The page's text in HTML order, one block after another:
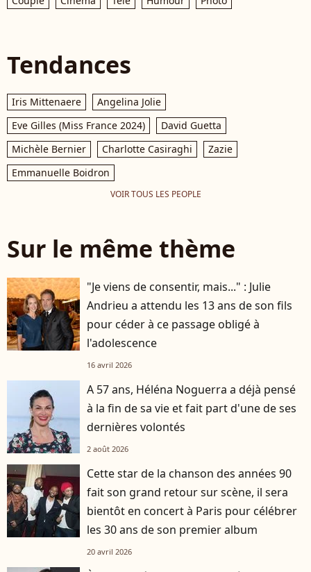
Tendances
Iris Mittenaere
Angelina Jolie
Eve Gilles (Miss France 2024)
David Guetta
Michèle Bernier
Charlotte Casiraghi
Zazie
Emmanuelle Boidron
VOIR TOUS LES PEOPLE
Sur le même thème
"Je viens de consentir, mais..." : Julie
Andrieu a attendu les 13 ans de son fils
pour céder à ce passage obligé à
l'adolescence
16 avril 2026
A 57 ans, Héléna Noguerra a déjà pensé
à la fin de sa vie et fait part d'une de ses
dernières volontés
2 août 2026
Cette star de la chanson des années 90
fait son grand retour sur scène, il sera
bientôt en concert à Paris pour célébrer
les 30 ans de son premier album
20 avril 2026